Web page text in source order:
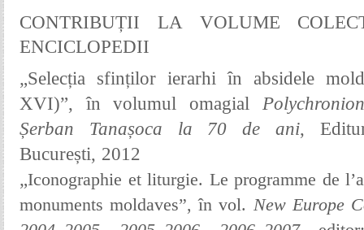
CONTRIBUȚII LA VOLUME
ENCICLOPEDII
„Selecția sfinților ierarhi în absidele
XVI)”, în volumul omagial
Șerban Tanașoca la 70 de ani,
București, 2012
„Iconographie et liturgie. Le programme de
monuments moldaves”, în vol. New Europe